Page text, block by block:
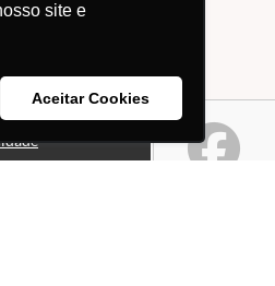
site e
Aceitar Cookies
sua
Ok!